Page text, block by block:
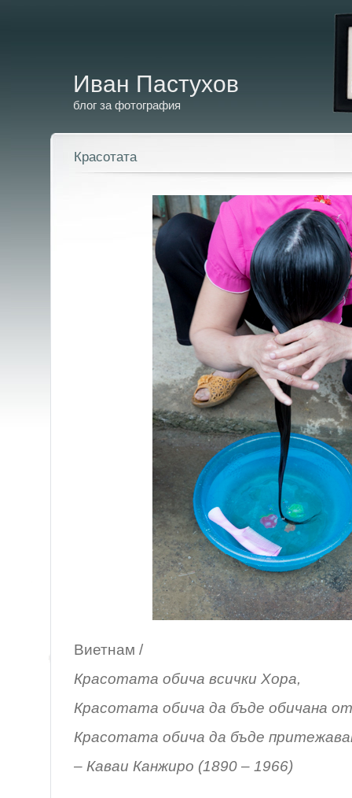
Иван Пастухов
блог за фотография
Красотата
Виетнам /
Красотата обича всички Хора,
Красотата обича да бъде обичана
Красотата обича да бъде
– Каваи Канжиро (1890 – 1966)